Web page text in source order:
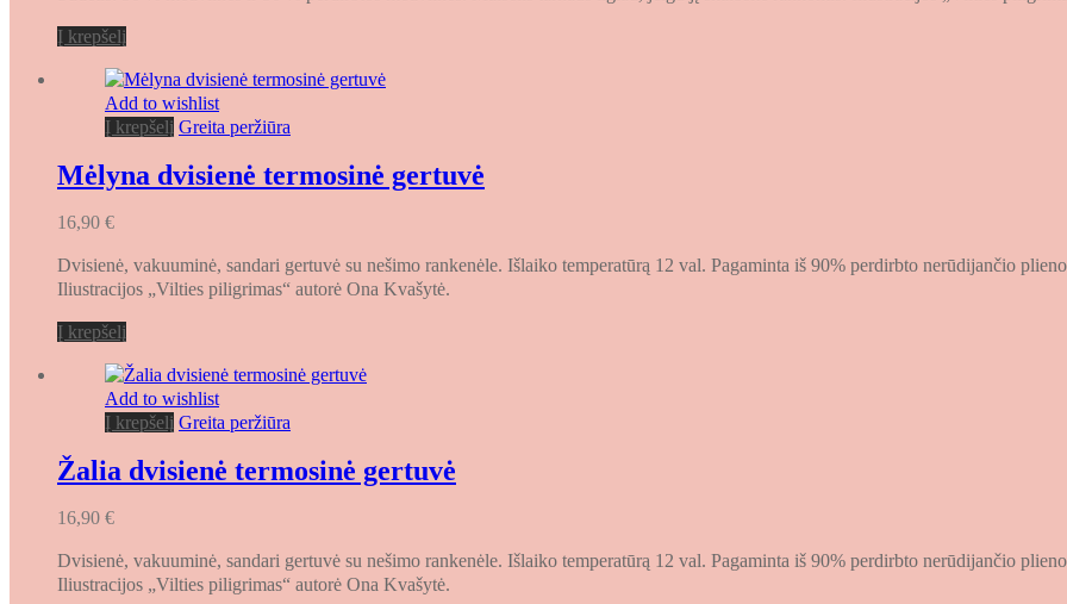
Į krepšelį
Add to wishlist
Į krepšelį Greita peržiūra
Mėlyna dvisienė termosinė gertuvė
16,90 €
Dvisienė, vakuuminė, sandari gertuvė su nešimo rankenėle. Išlaiko temperatūrą 12 val. Pagaminta iš 90% perdirbto nerūdijančio
Iliustracijos „Vilties piligrimas“ autorė Ona Kvašytė.
Į krepšelį
Add to wishlist
Į krepšelį Greita peržiūra
Žalia dvisienė termosinė gertuvė
16,90 €
Dvisienė, vakuuminė, sandari gertuvė su nešimo rankenėle. Išlaiko temperatūrą 12 val. Pagaminta iš 90% perdirbto nerūdijančio
Iliustracijos „Vilties piligrimas“ autorė Ona Kvašytė.